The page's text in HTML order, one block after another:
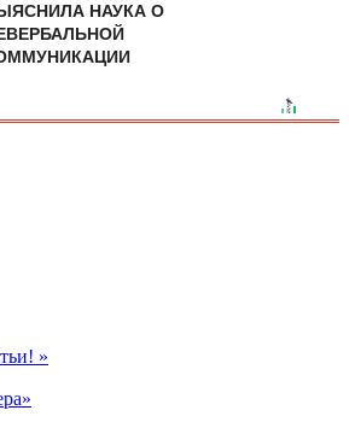
НАУКА О
»